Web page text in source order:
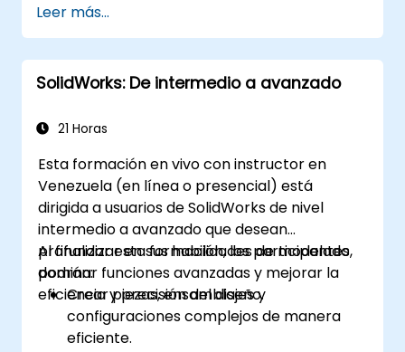
alzado e detalles de componentes.
Analizar y optimizar el rendimiento
energético del edificio utilizando las
herramientas de análisis energético de
Desarrollar renderizados fotorrealistas y
Automatizar procesos de construcción y
ejecutar simulaciones de rendimiento.
Leer más...
SolidWorks: De intermedio a avanzado
21 Horas
Esta formación en vivo con instructor en
Venezuela (en línea o presencial) está
dirigida a usuarios de SolidWorks de nivel
intermedio a avanzado que desean
profundizar en sus habilidades de modelado,
dominar funciones avanzadas y mejorar la
eficiencia y precisión del diseño.
Al finalizar esta formación, los participantes
podrán:
Crear piezas, ensamblajes y
configuraciones complejos de manera
eficiente.